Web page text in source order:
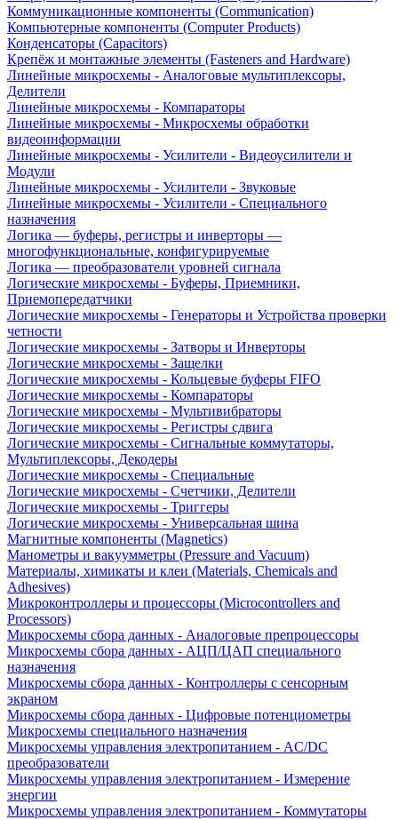
Коммуникационные компоненты (Communication)
Компьютерные компоненты (Computer Products)
Конденсаторы (Capacitors)
Крепёж и монтажные элементы (Fasteners and Hardware)
Линейные микросхемы - Аналоговые мультиплексоры,
Делители
Линейные микросхемы - Компараторы
Линейные микросхемы - Микросхемы обработки
видеоинформации
Линейные микросхемы - Усилители - Видеоусилители и
Модули
Линейные микросхемы - Усилители - Звуковые
Линейные микросхемы - Усилители - Специального
назначения
Логика — буферы, регистры и инверторы —
многофункциональные, конфигурируемые
Логика — преобразователи уровней сигнала
Логические микросхемы - Буферы, Приемники,
Приемопередатчики
Логические микросхемы - Генераторы и Устройства проверки
четности
Логические микросхемы - Затворы и Инверторы
Логические микросхемы - Защелки
Логические микросхемы - Кольцевые буферы FIFO
Логические микросхемы - Компараторы
Логические микросхемы - Мультивибраторы
Логические микросхемы - Регистры сдвига
Логические микросхемы - Сигнальные коммутаторы,
Мультиплексоры, Декодеры
Логические микросхемы - Специальные
Логические микросхемы - Счетчики, Делители
Логические микросхемы - Триггеры
Логические микросхемы - Универсальная шина
Магнитные компоненты (Magnetics)
Манометры и вакуумметры (Pressure and Vacuum)
Материалы, химикаты и клеи (Materials, Chemicals and
Adhesives)
Микроконтроллеры и процессоры (Microcontrollers and
Processors)
Микросхемы сбора данных - Аналоговые препроцессоры
Микросхемы сбора данных - АЦП/ЦАП специального
назначения
Микросхемы сбора данных - Контроллеры с сенсорным
экраном
Микросхемы сбора данных - Цифровые потенциометры
Микросхемы специального назначения
Микросхемы управления электропитанием - AC/DC
преобразователи
Микросхемы управления электропитанием - Измерение
энергии
Микросхемы управления электропитанием - Коммутаторы